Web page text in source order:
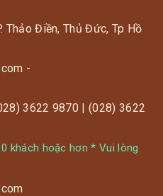
Thảo Điền, Thủ Đức, Tp Hồ
-
3622 9870 | (028) 3622
khách hoặc hơn * Vui lòng